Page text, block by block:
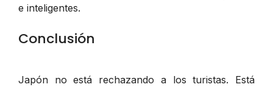
e inteligentes.
Conclusión
Japón no está rechazando a los turistas. Está